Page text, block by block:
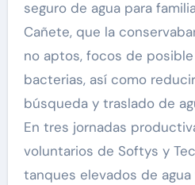
seguro de agua para
Cañete, que la
no aptos, focos de
bacterias, así como
búsqueda y traslado de
En tres jornadas
voluntarios de Softys y
tanques elevados de